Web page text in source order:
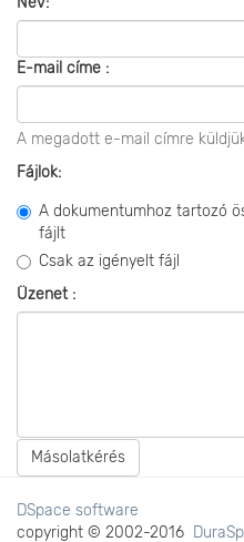
E-mail címe :
A megadott e-mail címre
Fájlok:
A dokumentumhoz tartozó
fájlt
Csak az igényelt fájl
Üzenet :
Másolatkérés
DSpace software
copyright © 2002-2016